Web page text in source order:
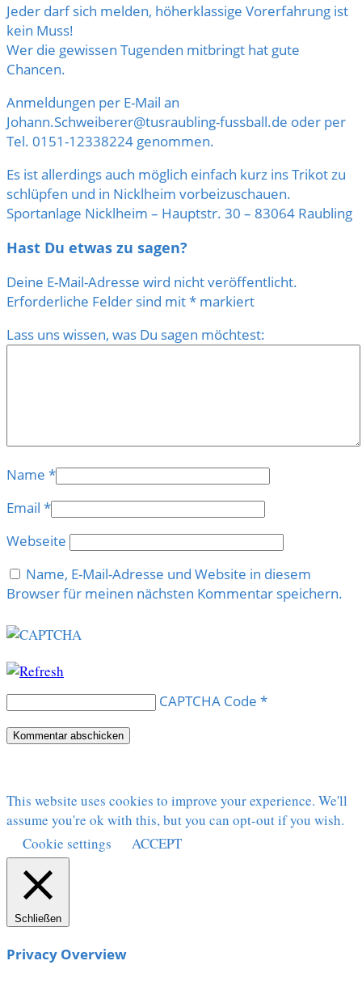
Jeder darf sich melden, höherklassige Vorerfahrung ist
kein Muss!
Wer die gewissen Tugenden mitbringt hat gute
Chancen.
Anmeldungen per E-Mail an
Johann.Schweiberer@tusraubling-fussball.de oder per
Tel. 0151-12338224 genommen.
Es ist allerdings auch möglich einfach kurz ins Trikot zu
schlüpfen und in Nicklheim vorbeizuschauen.
Sportanlage Nicklheim – Hauptstr. 30 – 83064 Raubling
Hast Du etwas zu sagen?
Deine E-Mail-Adresse wird nicht veröffentlicht.
Erforderliche Felder sind mit* markiert
Lass uns wissen, was Du sagen möchtest:
Name *
Email *
Webseite
Name, E-Mail-Adresse und Website in diesem
Browser für meinen nächsten Kommentar speichern.
CAPTCHA Code *
This website uses cookies to improve your experience. We'll
assume you're ok with this, but you can opt-out if you wish.
Cookie settings
ACCEPT
Schließen
Privacy Overview